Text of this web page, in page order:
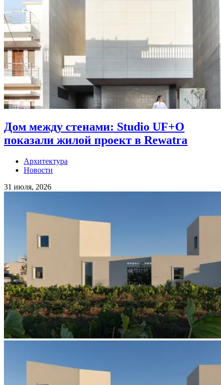
Дом между стенами: Studio UF+O
показали жилой проект в Rewatra
Архитектура
Новости
31 июля, 2026